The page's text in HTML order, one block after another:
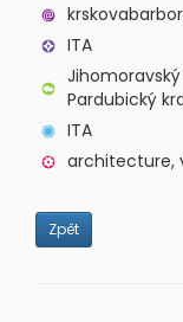
ITA
Pardubický
ITA
architecture,
Zpět